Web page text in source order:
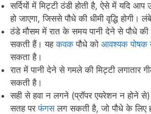
सर्दियों में मिट्टी ठंडी होती है, ऐसे में यदि
हो जाएगा, जिससे पौधे की धीमी वृद्धि होगी।
ठंडे मौसम में रात के समय पानी देने से पौधे
सकती हैं। यहकवक पौधे को आवश्यक पोषक
सकता है।
रात में पानी देने से गमले की मिट्टी लगातार
सकती है।
सही से हवा न लगने (प्रॉपर एयरेशन न होने
सतह परफंगसलग सकती है, जो पौधे के लिए